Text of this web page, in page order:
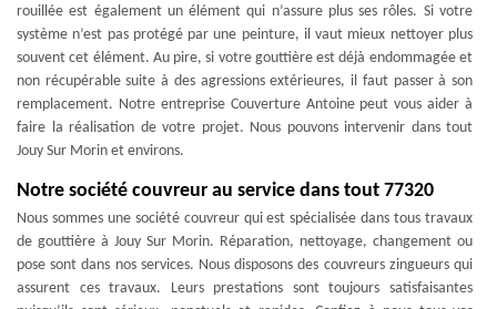
rouillée est également un élément qui n’assure plus ses rôles. Si votre
système n’est pas protégé par une peinture, il vaut mieux nettoyer plus
souvent cet élément. Au pire, si votre gouttière est déjà endommagée et
non récupérable suite à des agressions extérieures, il faut passer à son
remplacement. Notre entreprise Couverture Antoine peut vous aider à
faire la réalisation de votre projet. Nous pouvons intervenir dans tout
Jouy Sur Morin et environs.
Notre société couvreur au service dans tout 77320
Nous sommes une société couvreur qui est spécialisée dans tous travaux
de gouttière à Jouy Sur Morin. Réparation, nettoyage, changement ou
pose sont dans nos services. Nous disposons des couvreurs zingueurs qui
assurent ces travaux. Leurs prestations sont toujours satisfaisantes